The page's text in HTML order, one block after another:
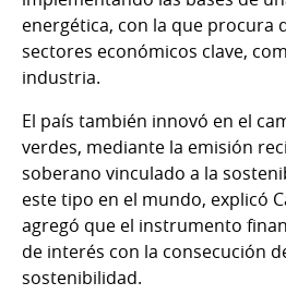
energética, con la que procura
sectores económicos clave,
industria.
El país también innovó en el
verdes, mediante la emisión
soberano vinculado a la
este tipo en el mundo, explicó
agregó que el instrumento
de interés con la consecución
sostenibilidad.